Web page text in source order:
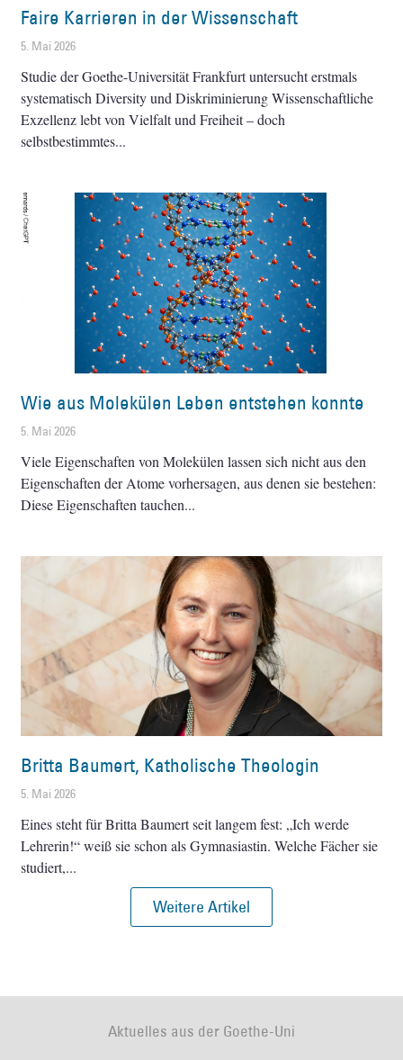
Faire Karrieren in der Wissenschaft
5. Mai 2026
Studie der Goethe-Universität Frankfurt untersucht erstmals
systematisch Diversity und Diskriminierung Wissenschaftliche
Exzellenz lebt von Vielfalt und Freiheit – doch
selbstbestimmtes
Wie aus Molekülen Leben entstehen konnte
5. Mai 2026
Viele Eigenschaften von Molekülen lassen sich nicht aus den
Eigenschaften der Atome vorhersagen, aus denen sie bestehen:
Diese Eigenschaften tauchen
Britta Baumert, Katholische Theologin
5. Mai 2026
Eines steht für Britta Baumert seit langem fest: „Ich werde
Lehrerin!“ weiß sie schon als Gymnasiastin. Welche Fächer sie
studiert,
Weitere Artikel
Aktuelles aus der Goethe-Uni